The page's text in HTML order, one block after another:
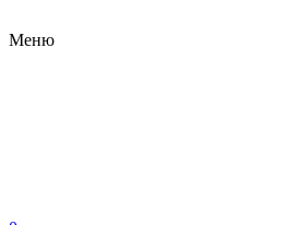
Меню